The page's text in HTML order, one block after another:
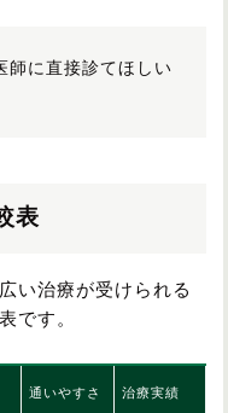
師に直接診てほしい
表
い治療が受けられる
です。
通いやすさ 治療実績